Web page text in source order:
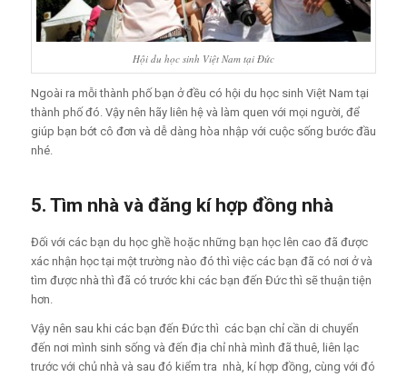
Hội du học sinh Việt Nam tại Đức
Ngoài ra mỗi thành phố bạn ở đều có hội du học sinh Việt Nam tại
thành phố đó. Vậy nên hãy liên hệ và làm quen với mọi người, để
giúp bạn bớt cô đơn và dễ dàng hòa nhập với cuộc sống bước đầu
nhé.
5. Tìm nhà và đăng kí hợp đồng nhà
Đối với các bạn du học ghề hoặc những bạn học lên cao đã được
xác nhận học tại một trường nào đó thì việc các bạn đã có nơi ở và
tìm được nhà thì đã có trước khi các bạn đến Đức thì sẽ thuận tiện
hơn.
Vậy nên sau khi các bạn đến Đức thì các bạn chỉ cần di chuyển
đến nơi mình sinh sống và đến địa chỉ nhà mình đã thuê, liên lạc
trước với chủ nhà và sau đó kiểm tra nhà, kí hợp đồng, cùng với đó